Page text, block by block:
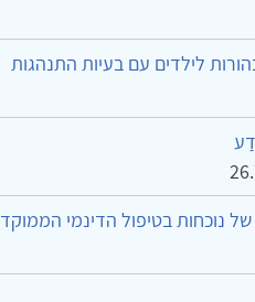
לילדים עם בעיות התנהגות
נוכחות בטיפול הדינמי הממוקד